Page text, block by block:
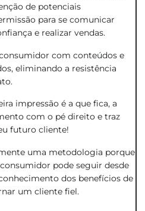
de potenciais
para se comunicar
e realizar vendas.
com conteúdos e
eliminando a resistência
impressão é a que fica, a
com o pé direito e traz
futuro cliente!
uma metodologia porque
pode seguir desde
dos benefícios de
um cliente fiel.